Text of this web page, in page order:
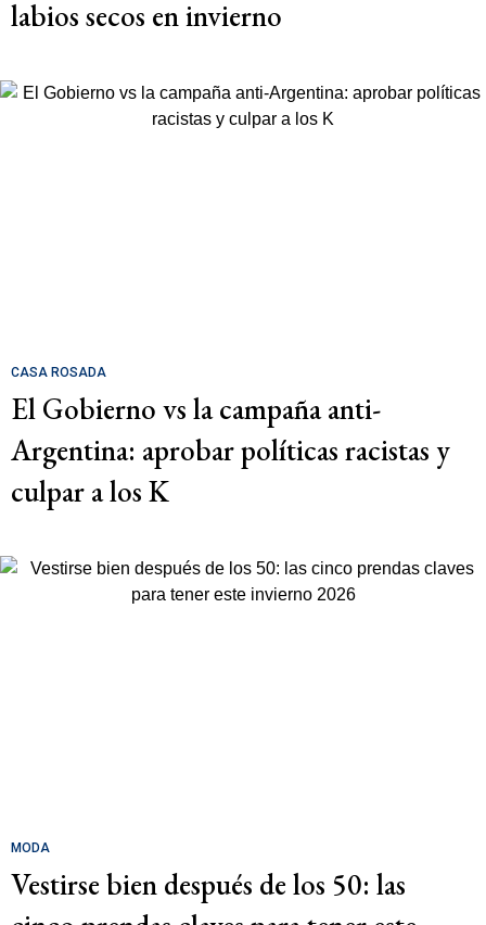
labios secos en invierno
CASA ROSADA
El Gobierno vs la campaña anti-
Argentina: aprobar políticas racistas y
culpar a los K
MODA
Vestirse bien después de los 50: las